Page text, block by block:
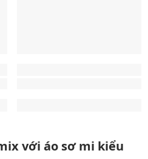
với áo sơ mi kiểu